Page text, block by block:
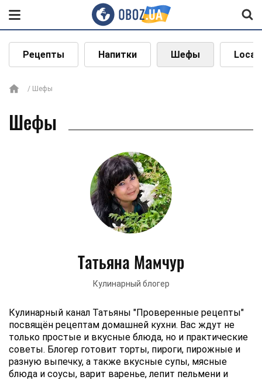
Рецепты Напитки Шефы Local
Шефы
Шефы
Татьяна Мамчур
Кулинарный блогер
Кулинарный канал Татьяны "Проверенные рецепты"
посвящён рецептам домашней кухни. Вас ждут не
только простые и вкусные блюда, но и практические
советы. Блогер готовит торты, пироги, пирожные и
разную выпечку, а также вкусные супы, мясные
блюда и соусы, варит варенье, лепит пельмени и